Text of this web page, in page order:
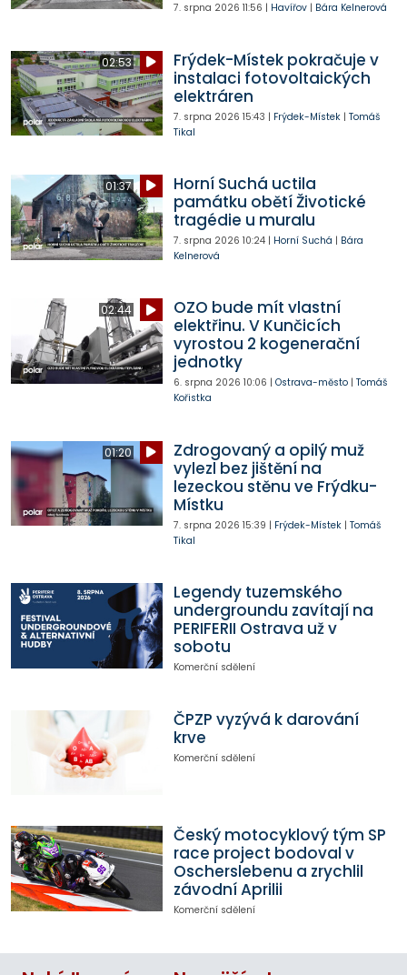
7. srpna 2026 11:56 | Havířov| Bára Kelnerová
02:53
Frýdek-Místek pokračuje v
instalaci fotovoltaických
elektráren
7. srpna 2026 15:43 | Frýdek-Místek| Tomáš
Tikal
01:37
Horní Suchá uctila
památku obětí Životické
tragédie u muralu
7. srpna 2026 10:24| Horní Suchá | Bára
Kelnerová
02:44
OZO bude mít vlastní
elektřinu. V Kunčicích
vyrostou 2 kogenerační
jednotky
6. srpna 2026 10:06 | Ostrava-město| Tomáš
Kořistka
01:20
Zdrogovaný a opilý muž
vylezl bez jištění na
lezeckou stěnu ve Frýdku-
Místku
7. srpna 2026 15:39 | Frýdek-Místek| Tomáš
Tikal
Legendy tuzemského
undergroundu zavítají na
PERIFERII Ostrava už v
sobotu
Komerční sdělení
ČPZP vyzývá k darování
krve
Komerční sdělení
Český motocyklový tým SP
race project bodoval v
Oscherslebenu a zrychlil
závodní Aprilii
Komerční sdělení